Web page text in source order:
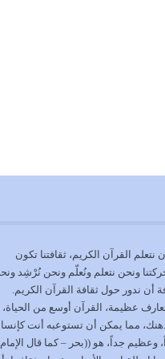
القرآن الكريم، ثقافتنا تكون
حركتنا ونحن نتعلم ونُعلّم ونحن نُرْشِد
أن ندور حول ثقافة القرآن الكريم.
عظيمة، القرآن أوسع من الحياة،
مما يمكن أن تستوعبه أنت
جداً، هو ((بحر – كما قال الإمام